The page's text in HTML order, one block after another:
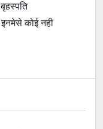
बृहस्पति
इनमेसे कोई नही